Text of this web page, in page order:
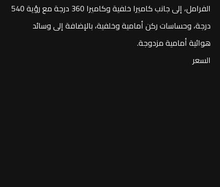
الفرامل، إلى جانب كاميرا خلفية وكاميرا 360 درجة مع رؤية 540
درجة، وحساسات ركن أمامية وخلفية، بالإضافة إلى وسائد
هوائية أمامية مزدوجة.
السعر